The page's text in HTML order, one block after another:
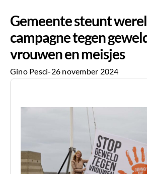
Gemeente steunt
campagne tegen
vrouwen en meisjes
Gino Pesci-26 november 2024